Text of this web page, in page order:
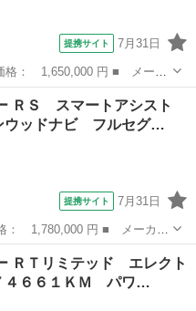
提携サイト 7月31日
ー ■ グレード名： プレミ
ート キーフリー サポカ
ＲＳ スマートアシスト
ッドナビ フルセグ…
提携サイト 7月31日
■ グレード名： ＲＳ ス
ナビ フルセグＴＶ ＣＤ／
ＲＴリミテッド エレクト
４６６１ＫＭ パワ…